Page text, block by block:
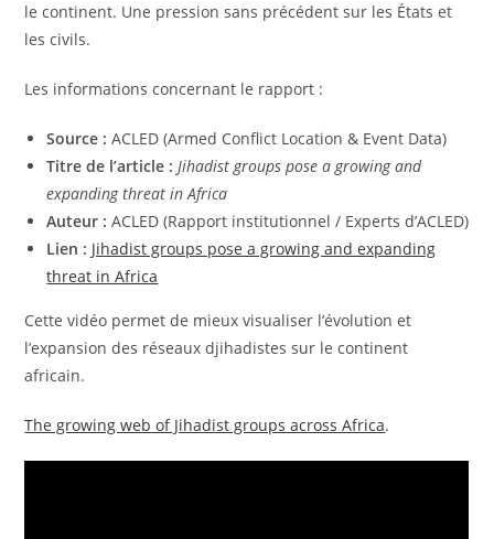
le continent. Une pression sans précédent sur les États et
les civils.
Les informations concernant le rapport :
Source : ACLED (Armed Conflict Location & Event Data)
Titre de l’article : Jihadist groups pose a growing and
expanding threat in Africa
Auteur : ACLED (Rapport institutionnel / Experts d’ACLED)
Lien : Jihadist groups pose a growing and expanding
threat in Africa
​Cette vidéo permet de mieux visualiser l’évolution et
l’expansion des réseaux djihadistes sur le continent
africain.
The growing web of Jihadist groups across Africa.